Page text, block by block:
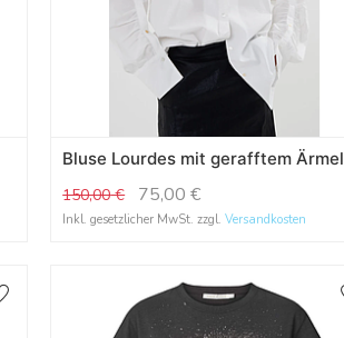
Bluse Lourdes mit gerafftem Ärmel
150,00€ 75,00 €
Inkl. gesetzlicher MwSt. zzgl.Versandkosten